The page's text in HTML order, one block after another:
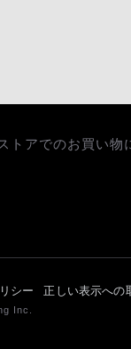
トアでのお買い物
シー 正しい表示への
Inc.